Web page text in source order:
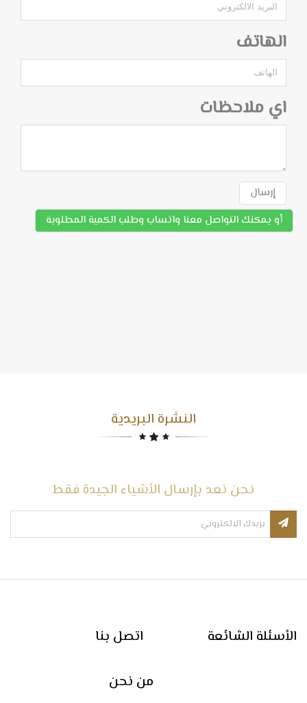
الهاتف
اي ملاحظات
إرسال
أو يمكنك التواصل معنا واتساب وطلب الكمية المطلوبة
النشرة البريدية
نحن نعد بإرسال الأشياء الجيدة فقط
اتصل بنا الأسئلة الشائعة
من نحن